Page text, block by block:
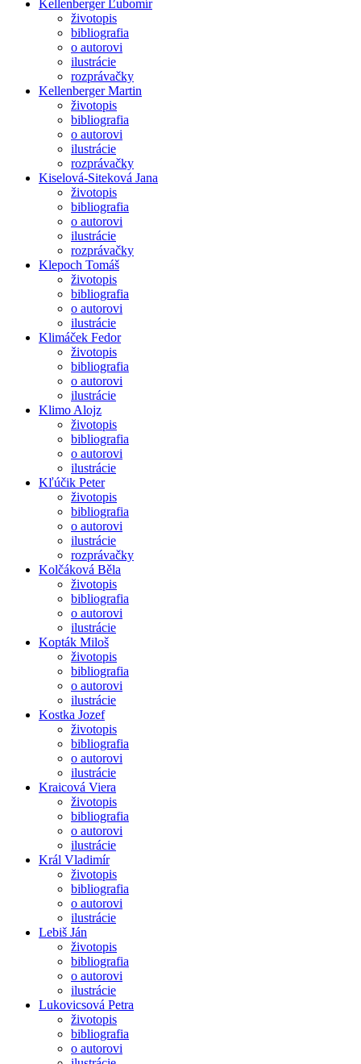
Kellenberger Ľubomír
životopis
bibliografia
o autorovi
ilustrácie
rozprávačky
Kellenberger Martin
životopis
bibliografia
o autorovi
ilustrácie
rozprávačky
Kiselová-Siteková Jana
životopis
bibliografia
o autorovi
ilustrácie
rozprávačky
Klepoch Tomáš
životopis
bibliografia
o autorovi
ilustrácie
Klimáček Fedor
životopis
bibliografia
o autorovi
ilustrácie
Klimo Alojz
životopis
bibliografia
o autorovi
ilustrácie
Kľúčik Peter
životopis
bibliografia
o autorovi
ilustrácie
rozprávačky
Kolčáková Běla
životopis
bibliografia
o autorovi
ilustrácie
Kopták Miloš
životopis
bibliografia
o autorovi
ilustrácie
Kostka Jozef
životopis
bibliografia
o autorovi
ilustrácie
Kraicová Viera
životopis
bibliografia
o autorovi
ilustrácie
Král Vladimír
životopis
bibliografia
o autorovi
ilustrácie
Lebiš Ján
životopis
bibliografia
o autorovi
ilustrácie
Lukovicsová Petra
životopis
bibliografia
o autorovi